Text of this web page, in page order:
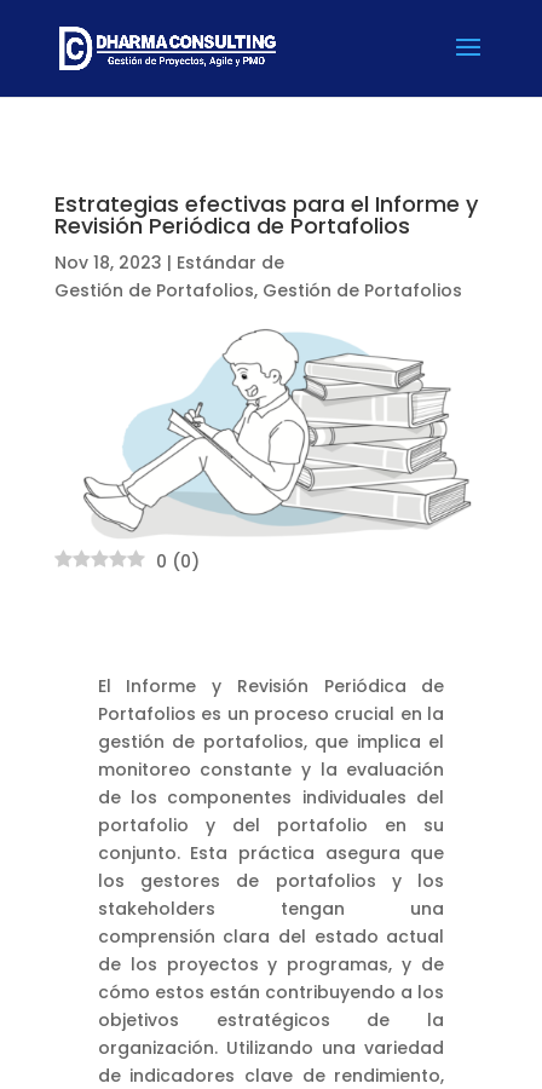
Estrategias efectivas para el Informe y
Revisión Periódica de Portafolios
Nov 18, 2023 | Estándar de
Gestión de Portafolios, Gestión de Portafolios
0 (0)
El Informe y Revisión Periódica de
Portafolios es un proceso crucial en la
gestión de portafolios, que implica el
monitoreo constante y la evaluación
de los componentes individuales del
portafolio y del portafolio en su
conjunto. Esta práctica asegura que
los gestores de portafolios y los
stakeholders tengan una
comprensión clara del estado actual
de los proyectos y programas, y de
cómo estos están contribuyendo a los
objetivos estratégicos de la
organización. Utilizando una variedad
de indicadores clave de rendimiento,